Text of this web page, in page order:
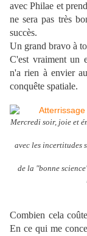
avec Philae et
ne sera pas très
succès.
Un grand bravo à
C'est vraiment un
n'a rien à envier
conquête spatiale.
Mercredi soir, joie et
avec les incertitudes
de la "bonne
Combien cela
En ce qui me